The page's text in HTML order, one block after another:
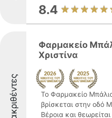
8.4
Διακριθέντες
Φαρμακείο
Χριστίνα
Το Φαρμακείο
βρίσκεται στην οδό
Βέροια και